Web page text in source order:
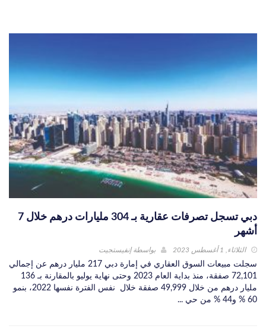
دبي تسجل تصرفات عقارية بـ 304 مليارات درهم خلال 7
أشهر
الثلاثاء, 1 أغسطس 2023 بواسطةإنفيستجيت
سجلت مبيعات السوق العقاري في إمارة دبي 217 مليار درهم عن إجمالي
72,101 صفقة، منذ بداية العام 2023 وحتى نهاية يوليو بالمقارنة بـ 136
مليار درهم من خلال 49,999 صفقة خلال نفس الفترة نفسها 2022، بنمو
60 % و44 % من حي ...